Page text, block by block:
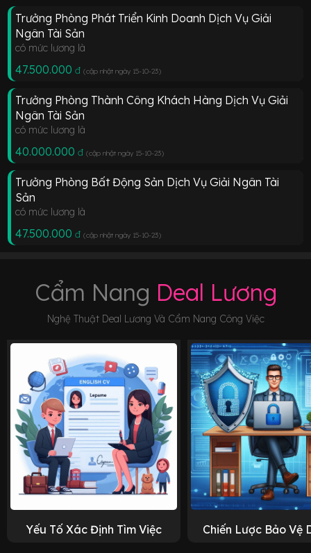
Trưởng Phòng Phát Triển Kinh Doanh Dịch Vụ Giải
Ngân Tài Sản
có mức lương là
47.500.000 đ (cập nhật ngày 15-10-23)
Trưởng Phòng Thành Công Khách Hàng Dịch Vụ Giải
Ngân Tài Sản
có mức lương là
40.000.000 đ (cập nhật ngày 15-10-23)
Trưởng Phòng Bất Động Sản Dịch Vụ Giải Ngân Tài
Sản
có mức lương là
47.500.000 đ (cập nhật ngày 15-10-23)
Cẩm Nang Deal Lương
Nghệ Thuật Deal Lương Và Cẩm Nang Công Việc
Yếu Tố Xác Định Tìm Việc Chiến Lược Bảo Vệ